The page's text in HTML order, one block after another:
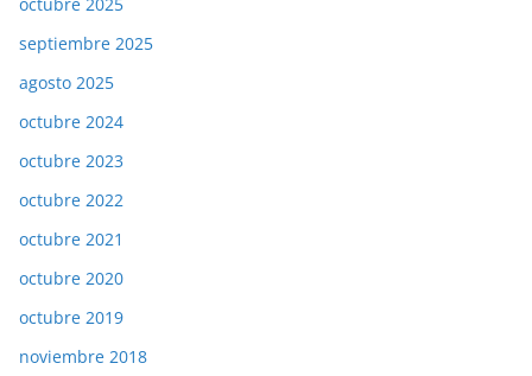
septiembre 2025
agosto 2025
octubre 2024
octubre 2023
octubre 2022
octubre 2021
octubre 2020
octubre 2019
noviembre 2018